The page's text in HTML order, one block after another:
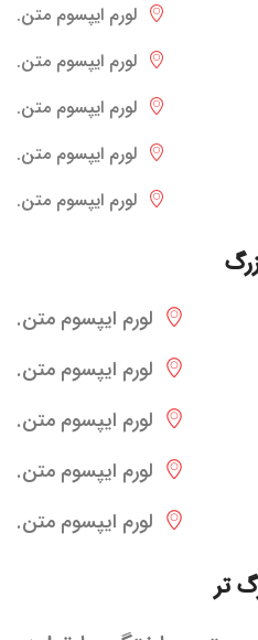
لورم ایپسوم متن.
لورم ایپسوم متن.
لورم ایپسوم متن.
لورم ایپسوم متن.
لورم ایپسوم متن.
لورم ایپسوم متن.
لورم ایپسوم متن.
لورم ایپسوم متن.
لورم ایپسوم متن.
لورم ایپسوم متن.
تر